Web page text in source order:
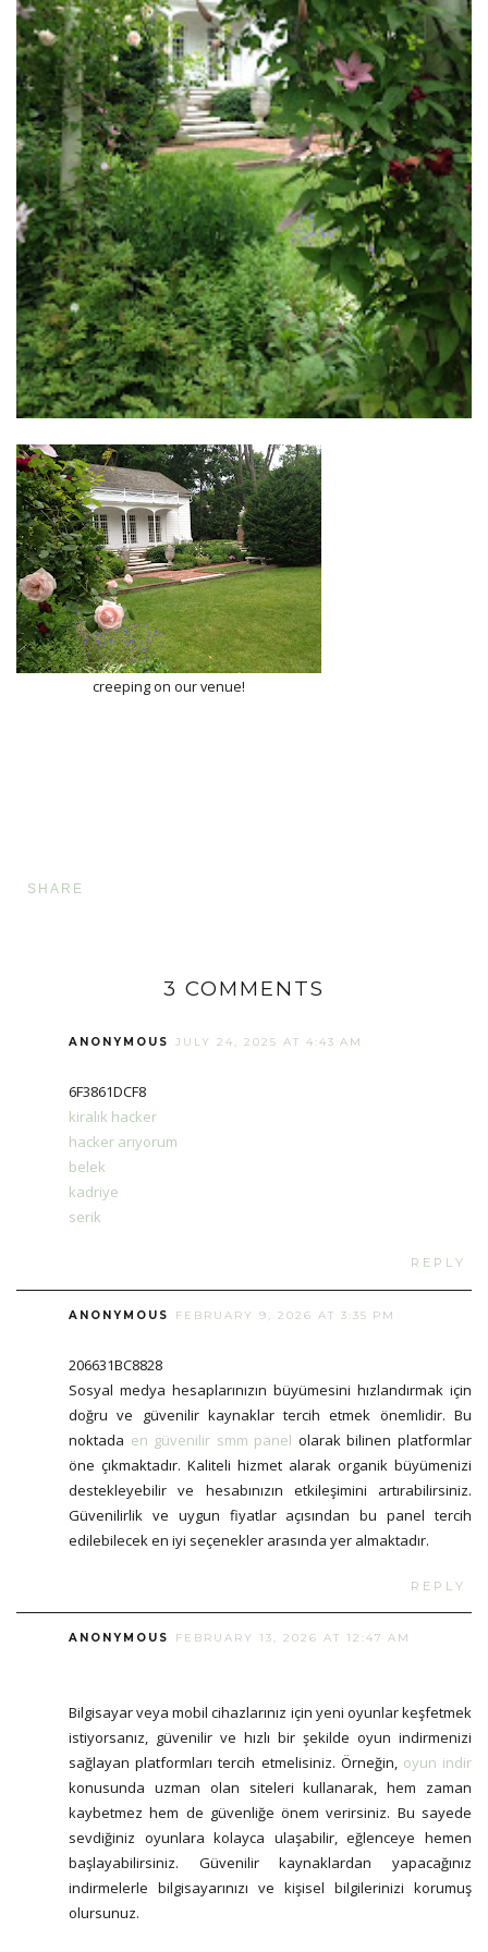
creeping on our venue!
SHARE
3 COMMENTS
ANONYMOUS JULY 24, 2025 AT 4:43 AM
6F3861DCF8
kiralık hacker
hacker arıyorum
belek
kadriye
serik
REPLY
ANONYMOUS FEBRUARY 9, 2026 AT 3:35 PM
206631BC8828
Sosyal medya hesaplarınızın büyümesini hızlandırmak için
doğru ve güvenilir kaynaklar tercih etmek önemlidir. Bu
noktada en güvenilir smm panel olarak bilinen platformlar
öne çıkmaktadır. Kaliteli hizmet alarak organik büyümenizi
destekleyebilir ve hesabınızın etkileşimini artırabilirsiniz.
Güvenilirlik ve uygun fiyatlar açısından bu panel tercih
edilebilecek en iyi seçenekler arasında yer almaktadır.
REPLY
ANONYMOUS FEBRUARY 13, 2026 AT 12:47 AM
Bilgisayar veya mobil cihazlarınız için yeni oyunlar keşfetmek
istiyorsanız, güvenilir ve hızlı bir şekilde oyun indirmenizi
sağlayan platformları tercih etmelisiniz. Örneğin, oyun indir
konusunda uzman olan siteleri kullanarak, hem zaman
kaybetmez hem de güvenliğe önem verirsiniz. Bu sayede
sevdiğiniz oyunlara kolayca ulaşabilir, eğlenceye hemen
başlayabilirsiniz. Güvenilir kaynaklardan yapacağınız
indirmelerle bilgisayarınızı ve kişisel bilgilerinizi korumuş
olursunuz.